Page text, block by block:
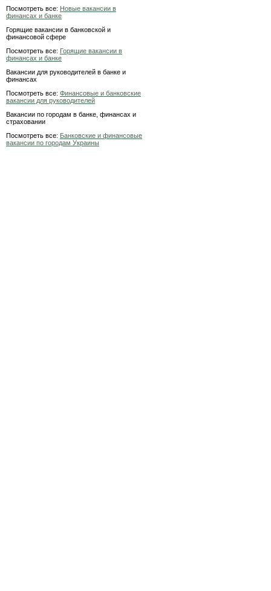
Посмотреть все: Новые вакансии в
финансах и банке
Горящие вакансии в банковской и
финансовой сфере
Посмотреть все: Горящие вакансии в
финансах и банке
Вакансии для руководителей в банке и
финансах
Посмотреть все: Финансовые и банковские
вакансии для руководителей
Вакансии по городам в банке, финансах и
страховании
Посмотреть все: Банковские и финансовые
вакансии по городам Украины